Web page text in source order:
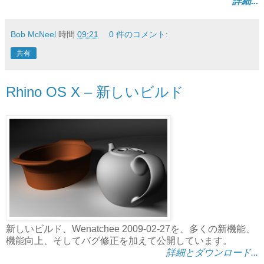
Bob McNeel 時間 09:21 0 件のコメント:
共有
Rhino OS X – 新しいビルド
新しいビルド、Wenatchee 2009-02-27を、多くの新機能、
機能向上、そしてバグ修正を加えて公開しています。
詳細とダウンロード...